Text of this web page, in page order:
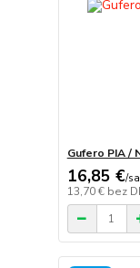
Gufero PIA /
16,85 €/
13,70 € bez